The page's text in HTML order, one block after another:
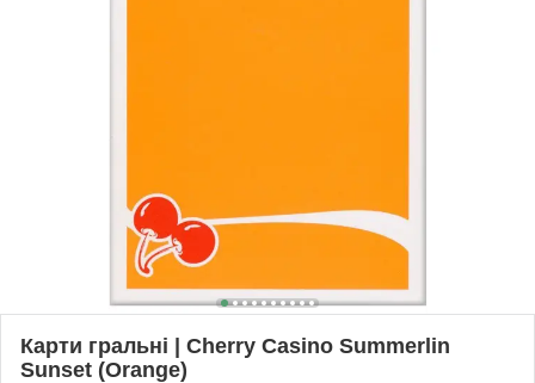
Карти гральні | Cherry Casino Summerlin
Sunset (Orange)